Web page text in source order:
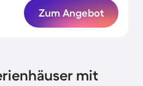
Zum Angebot
mit